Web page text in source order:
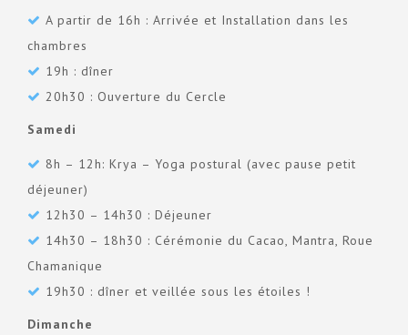
A partir de 16h : Arrivée et Installation dans les
chambres
19h : dîner
20h30 : Ouverture du Cercle
Samedi
8h – 12h: Krya – Yoga postural (avec pause petit
déjeuner)
12h30 – 14h30 : Déjeuner
14h30 – 18h30 : Cérémonie du Cacao, Mantra, Roue
Chamanique
19h30 : dîner et veillée sous les étoiles !
Dimanche